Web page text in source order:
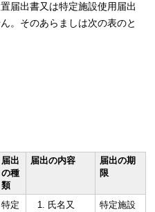
届出書又は特定施設使用届出
。そのあらましは次の表のと
届出
の種
類
届出の内容
届出の期
限
特定
氏名又
特定施設